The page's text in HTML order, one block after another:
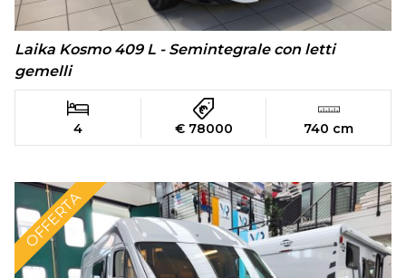
Laika Kosmo 409 L - Semintegrale con letti
gemelli
4 € 78000 740 cm
OFFERTA